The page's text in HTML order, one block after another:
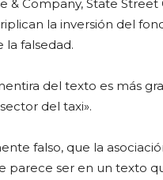
& Company, State
la inversión del
la falsedad.
del texto es más
del taxi».
falso, que la
parece ser en un texto